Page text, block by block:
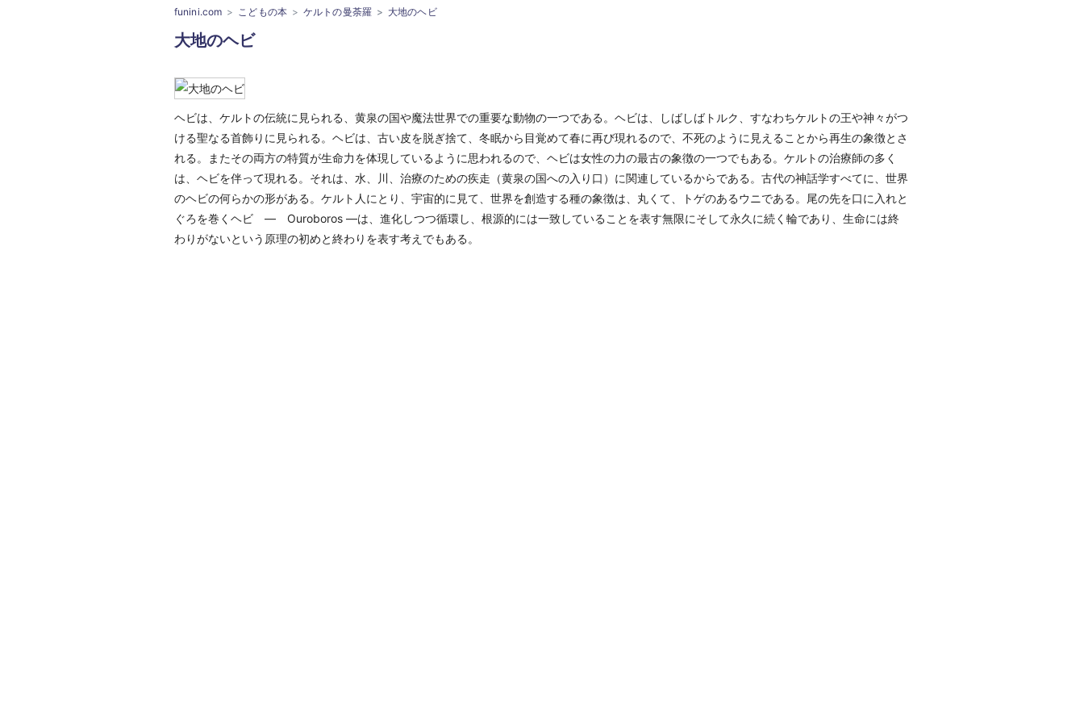
funini.com こどもの本 ケルトの曼荼羅 大地のヘビ
大地のヘビ
ヘビは、ケルトの伝統に見られる、黄泉の国や魔法世界での重要な動物の一つである。ヘビは、しばしばトルク、すなわちケルトの王や神々がつ
ける聖なる首飾りに見られる。ヘビは、古い皮を脱ぎ捨て、冬眠から目覚めて春に再び現れるので、不死のように見えることから再生の象徴とさ
れる。またその両方の特質が生命力を体現しているように思われるので、ヘビは女性の力の最古の象徴の一つでもある。ケルトの治療師の多く
は、ヘビを伴って現れる。それは、水、川、治療のための疾走（黄泉の国への入り口）に関連しているからである。古代の神話学すべてに、世界
のヘビの何らかの形がある。ケルト人にとり、宇宙的に見て、世界を創造する種の象徴は、丸くて、トゲのあるウニである。尾の先を口に入れと
ぐろを巻くヘビ ― Ouroboros ―は、進化しつつ循環し、根源的には一致していることを表す無限にそして永久に続く輪であり、生命には終
わりがないという原理の初めと終わりを表す考えでもある。